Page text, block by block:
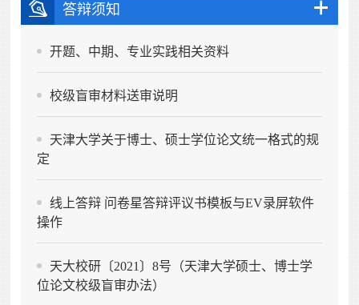
答辩须知
开题、中期、专业实践相关资料
校级盲审材料送审说明
天津大学关于博士、硕士学位论文统一格式的规
定
线上答辩 问卷星答辩评议书模板与EV录屏软件
操作
天大校研〔2021〕8号（天津大学硕士、博士学
位论文校级盲审办法）